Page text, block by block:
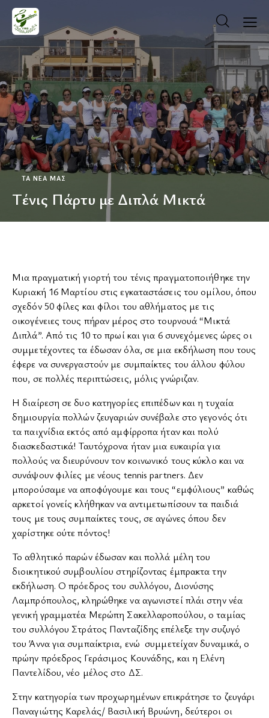
ΤΑ ΝΕΑ ΜΑΣ
Τένις Πάρτυ με Διπλά Μικτά
Μια πραγματική γιορτή του τένις πραγματοποιήθηκε την
Κυριακή 16 Μαρτίου στις εγκαταστάσεις του ομίλου, όπου
σχεδόν 50 φίλες και φίλοι του αθλήματος με τις
οικογένειες τους πήραν μέρος στο τουρνουά “Μικτά
Διπλά”. Από τις 10 το πρωί και για 6 συνεχόμενες ώρες οι
συμμετέχοντες τα έδωσαν όλα, σε μια εκδήλωση που τους
έφερε να συνεργαστούν με συμπαίκτες του άλλου φύλου
που, σε πολλές περιπτώσεις, μόλις γνώριζαν.
Η διαίρεση σε δυο κατηγορίες επιπέδων και η τυχαία
δημιουργία πολλών ζευγαριών συνέβαλε στο γεγονός ότι
τα παιχνίδια εκτός από αμφίρροπα ήταν και πολύ
διασκεδαστικά! Ταυτόχρονα ήταν μια ευκαιρία για
πολλούς να διευρύνουν τον κοινωνικό τους κύκλο και να
συνάψουν φιλίες με νέους tennis partners. Δεν
μπορούσαμε να αποφύγουμε και τους “εμφύλιους” καθώς
αρκετοί γονείς κλήθηκαν να αντιμετωπίσουν τα παιδιά
τους με τους συμπαίκτες τους, σε αγώνες όπου δεν
χαρίστηκε ούτε πόντος!
Το αθλητικό παρών έδωσαν και πολλά μέλη του
διοικητικού συμβουλίου στηρίζοντας έμπρακτα την
εκδήλωση. Ο πρόεδρος του συλλόγου, Διονύσης
Λαμπρόπουλος, κληρώθηκε να αγωνιστεί πλάι στην νέα
γενική γραμματέα Μερώπη Σακελλαροπούλου, ο ταμίας
του συλλόγου Στράτος Πανταζίδης επέλεξε την συζυγό
του Άννα για συμπαίκτρια, ενώ συμμετείχαν δυναμικά, ο
πρώην πρόεδρος Γεράσιμος Κουνάδης, και η Ελένη
Παντελίδου, νέο μέλος στο ΔΣ.
Στην κατηγορία των προχωρημένων επικράτησε το ζευγάρι
Παναγιώτης Καρελάς/ Βασιλική Βρυώνη, δεύτεροι οι